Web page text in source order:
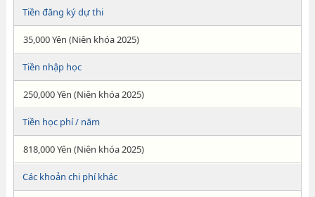
Tiền đăng ký dự thi
35,000 Yên (Niên khóa 2025)
Tiền nhập học
250,000 Yên (Niên khóa 2025)
Tiền học phí / năm
818,000 Yên (Niên khóa 2025)
Các khoản chi phí khác